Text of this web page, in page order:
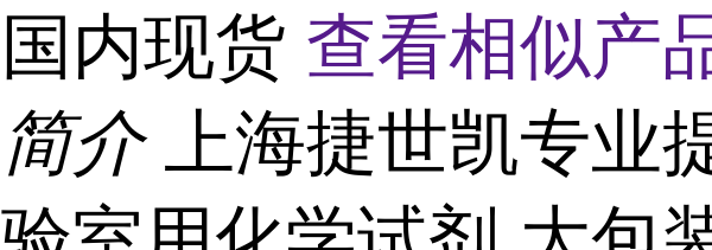
国内现货 查看相似产
简介 上海捷世凯专业